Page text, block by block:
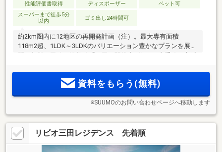
性能評価書取得 ディスポーザー
ペット可
スーパーまで徒歩5分
以内
ゴミ出し24時間可
約2km圏内に12地区の再開発計画（注）。最大専有面積
118m2超、1LDK～3LDKのバリエーション豊かなプランを展
全50邸のプライベートレジデンス「リビオ三田レジデンス」
資料をもらう(無料)
※SUUMOのお問い合わせページへ移動します
リビオ三田レジデンス 先着順